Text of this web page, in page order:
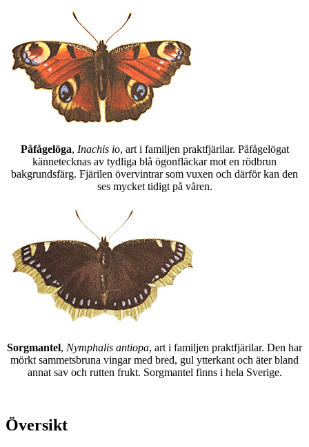
Påfågelöga, Inachis io, art i familjen praktfjärilar. Påfågelögat
kännetecknas av tydliga blå ögonfläckar mot en rödbrun
bakgrundsfärg. Fjärilen övervintrar som vuxen och därför kan den
ses mycket tidigt på våren.
Sorgmantel, Nymphalis antiopa, art i familjen praktfjärilar. Den har
mörkt sammetsbruna vingar med bred, gul ytterkant och äter bland
annat sav och rutten frukt. Sorgmantel finns i hela Sverige.
Översikt